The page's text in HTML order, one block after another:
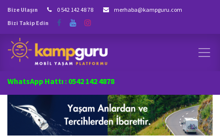
Bize Ulaşın 0 542 142 48 78
merhaba@kampguru.com
Bizi Takip Edin
WhatsApp Hattı : 0542 142 4878